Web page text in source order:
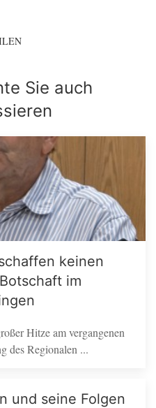
Sie auch
keinen
im
Hitze am vergangenen
des Regionalen ...
und seine Folgen